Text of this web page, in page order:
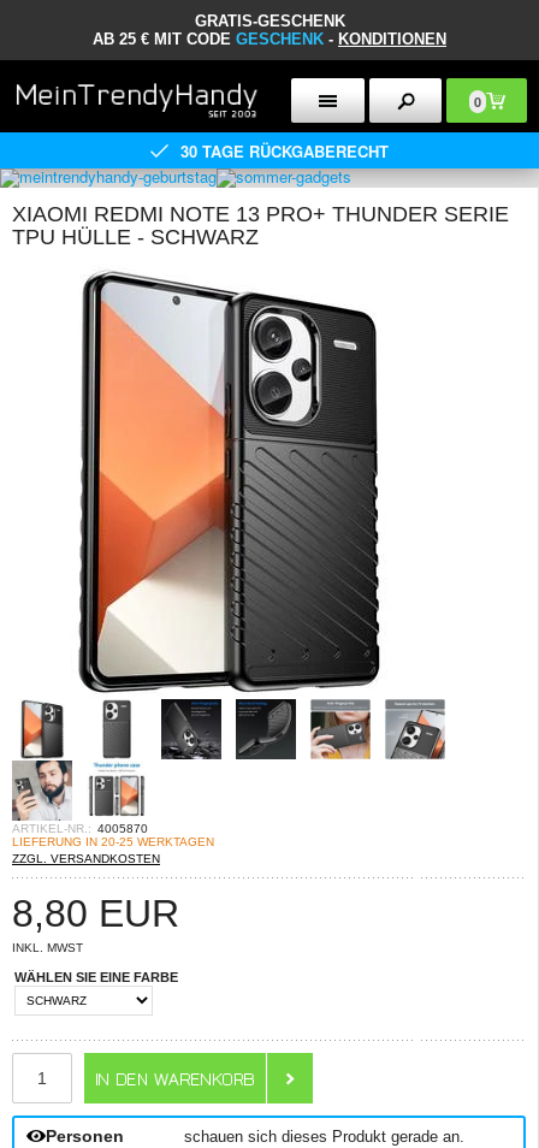
GRATIS-GESCHENK
AB 25 € MIT CODE GESCHENK - KONDITIONEN
0
30 TAGE RÜCKGABERECHT
XIAOMI REDMI NOTE 13 PRO+ THUNDER SERIE
TPU HÜLLE - SCHWARZ
ARTIKEL-NR.: 4005870
LIEFERUNG IN 20-25 WERKTAGEN
ZZGL. VERSANDKOSTEN
8,80 EUR
INKL. MWST
WÄHLEN SIE EINE FARBE
Personen schauen sich dieses Produkt gerade an.